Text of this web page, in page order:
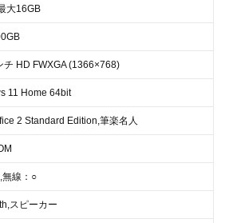
大16GB
チ HD FWXGA (1366×768)
11 Home 64bit
2 Standard Edition,筆楽名人
無線：○
スピーカー